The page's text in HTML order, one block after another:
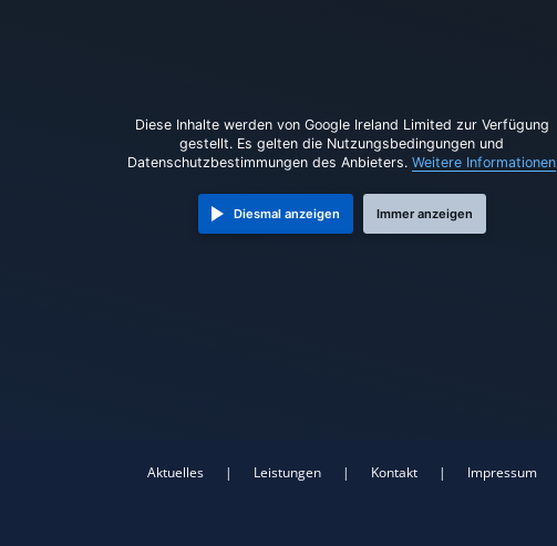
Diese Inhalte werden von Google Ireland Limited zur Verfügung
gestellt. Es gelten die Nutzungsbedingungen und
Datenschutzbestimmungen des Anbieters.Weitere Informationen
Diesmal anzeigen Immer anzeigen
Aktuelles | Leistungen | Kontakt | Impressum